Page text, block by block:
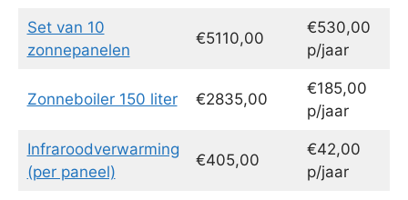
Set van 10
zonnepanelen
€5110,00
€530,00
p/jaar
Zonneboiler 150 liter €2835,00
€185,00
p/jaar
Infraroodverwarming
(per paneel)
€405,00
€42,00
p/jaar